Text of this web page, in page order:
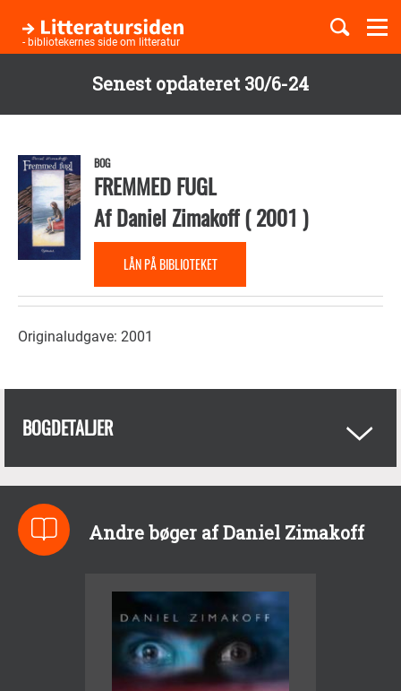
Senest opdateret 30/6-24
hovedindhold
- bibliotekernes side om litteratur
Børnebøger
Temaer
BOG
FREMMED FUGL
AfDaniel Zimakoff(2001 )
LÅN PÅ BIBLIOTEKET
Originaludgave: 2001
BOGDETALJER
Andre bøger af Daniel Zimakoff